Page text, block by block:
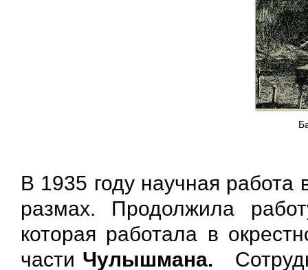
В 1935 году научная
размах. Продолжила
которая работала в
части Чулышмана.